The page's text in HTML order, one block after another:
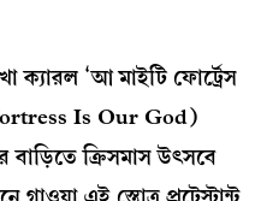
ক্যারল ‘আ মাইটি ফোর্ট্রেস
Is Our God)
বাড়িতে ক্রিসমাস উৎসবে